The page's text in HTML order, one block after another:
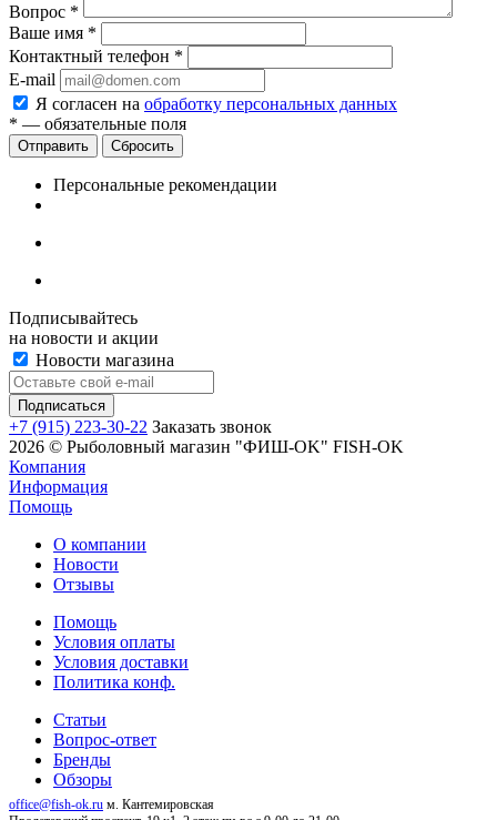
Вопрос *
Ваше имя *
Контактный телефон *
E-mail
Я согласен на обработку персональных данных
* — обязательные поля
Сбросить
Персональные рекомендации
Подписывайтесь
на новости и акции
Новости магазина
+7 (915) 223-30-22 Заказать звонок
2026 © Рыболовный магазин "ФИШ-OK" FISH-OK
Компания
Информация
Помощь
О компании
Новости
Отзывы
Помощь
Условия оплаты
Условия доставки
Политика конф.
Статьи
Вопрос-ответ
Бренды
Обзоры
office@fish-ok.ru м. Кантемировская